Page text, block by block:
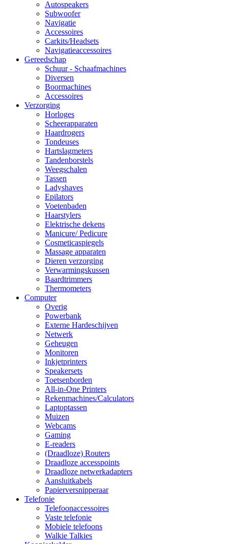
Autospeakers
Subwoofer
Navigatie
Accessoires
Carkits/Headsets
Navigatieaccessoires
Gereedschap
Schuur - Schaafmachines
Diversen
Boormachines
Accessoires
Verzorging
Horloges
Scheerapparaten
Haardrogers
Tondeuses
Hartslagmeters
Tandenborstels
Weegschalen
Tassen
Ladyshaves
Epilators
Voetenbaden
Haarstylers
Elektrische dekens
Manicure/ Pedicure
Cosmeticaspiegels
Massage apparaten
Dieren verzorging
Verwarmingskussen
Baardtrimmers
Thermometers
Computer
Overig
Powerbank
Externe Hardeschijven
Netwerk
Geheugen
Monitoren
Inkjetprinters
Speakersets
Toetsenborden
All-in-One Printers
Rekenmachines/Calculators
Laptoptassen
Muizen
Webcams
Gaming
E-readers
(Draadloze) Routers
Draadloze accesspoints
Draadloze netwerkadapters
Aansluitkabels
Papierversnipperaar
Telefonie
Telefoonaccessoires
Vaste telefonie
Mobiele telefoons
Walkie Talkies